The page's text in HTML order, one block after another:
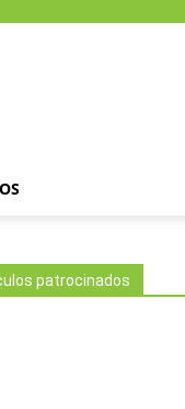
patrocinados